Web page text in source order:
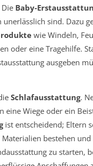
Baby-
unerlässlich sind. Dazu
wie Windeln,
oder eine Tragehilfe.
ausgeben
Schlafausstattung.
eine Wiege oder ein
ist entscheidend; Eltern
bestehen
zu starten,